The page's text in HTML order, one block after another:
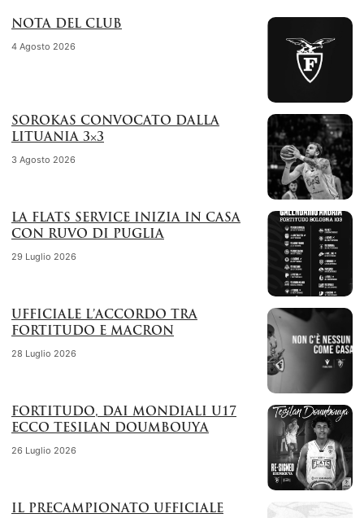
NOTA DEL CLUB
4 Agosto 2026
SOROKAS CONVOCATO DALLA
LITUANIA 3×3
3 Agosto 2026
LA FLATS SERVICE INIZIA IN CASA
CON RUVO DI PUGLIA
29 Luglio 2026
UFFICIALE L’ACCORDO TRA
FORTITUDO E MACRON
28 Luglio 2026
FORTITUDO, DAI MONDIALI U17
ECCO TESILAN DOUMBOUYA
26 Luglio 2026
IL PRECAMPIONATO UFFICIALE